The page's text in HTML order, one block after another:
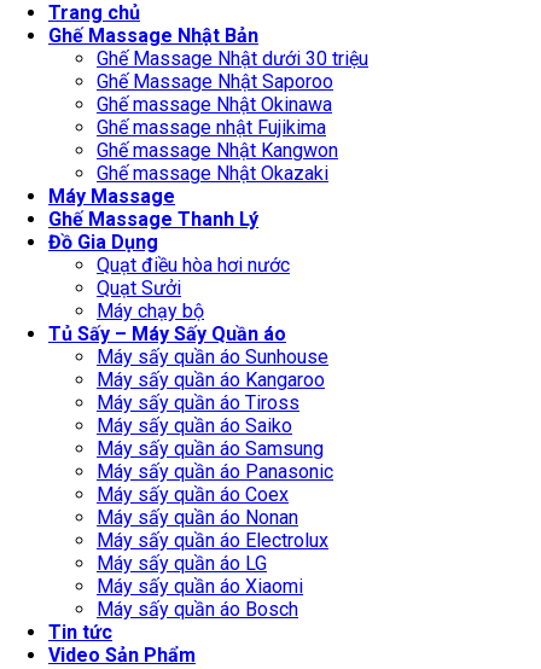
Trang chủ
Ghế Massage Nhật Bản
Ghế Massage Nhật dưới 30 triệu
Ghế Massage Nhật Saporoo
Ghế massage Nhật Okinawa
Ghế massage nhật Fujikima
Ghế massage Nhật Kangwon
Ghế massage Nhật Okazaki
Máy Massage
Ghế Massage Thanh Lý
Đồ Gia Dụng
Quạt điều hòa hơi nước
Quạt Sưởi
Máy chạy bộ
Tủ Sấy – Máy Sấy Quần áo
Máy sấy quần áo Sunhouse
Máy sấy quần áo Kangaroo
Máy sấy quần áo Tiross
Máy sấy quần áo Saiko
Máy sấy quần áo Samsung
Máy sấy quần áo Panasonic
Máy sấy quần áo Coex
Máy sấy quần áo Nonan
Máy sấy quần áo Electrolux
Máy sấy quần áo LG
Máy sấy quần áo Xiaomi
Máy sấy quần áo Bosch
Tin tức
Video Sản Phẩm